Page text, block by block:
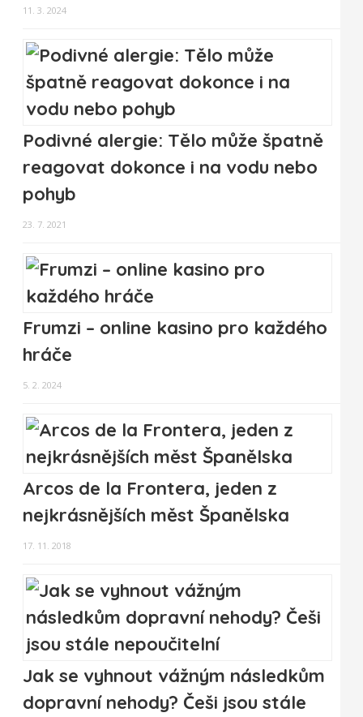
11. 3. 2024
Podivné alergie: Tělo může špatně
reagovat dokonce i na vodu nebo
pohyb
23. 7. 2021
Frumzi – online kasino pro každého
hráče
5. 2. 2024
Arcos de la Frontera, jeden z
nejkrásnějších měst Španělska
17. 11. 2018
Jak se vyhnout vážným následkům
dopravní nehody? Češi jsou stále